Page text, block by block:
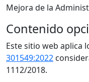
Mejora de la
Contenido
Este sitio web aplica
301549:2022
1112/2018.